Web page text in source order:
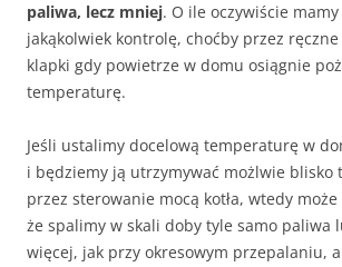
paliwa, lecz mniej. O ile oczywiście mamy
jakąkolwiek kontrolę, choćby przez
klapki gdy powietrze w domu osiągnie
temperaturę.
Jeśli ustalimy docelową temperaturę w
i będziemy ją utrzymywać możlwie blisko
przez sterowanie mocą kotła, wtedy może
że spalimy w skali doby tyle samo paliwa
więcej, jak przy okresowym przepalaniu,